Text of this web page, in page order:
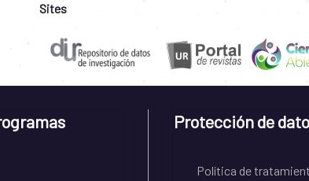
Sites
Protección de
Política de